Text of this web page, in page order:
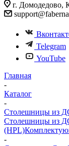
г. Домодедово,
Telegram
YouTube
Главная
-
Каталог
-
Столешницы из
Столешницы из
(HPL)
-